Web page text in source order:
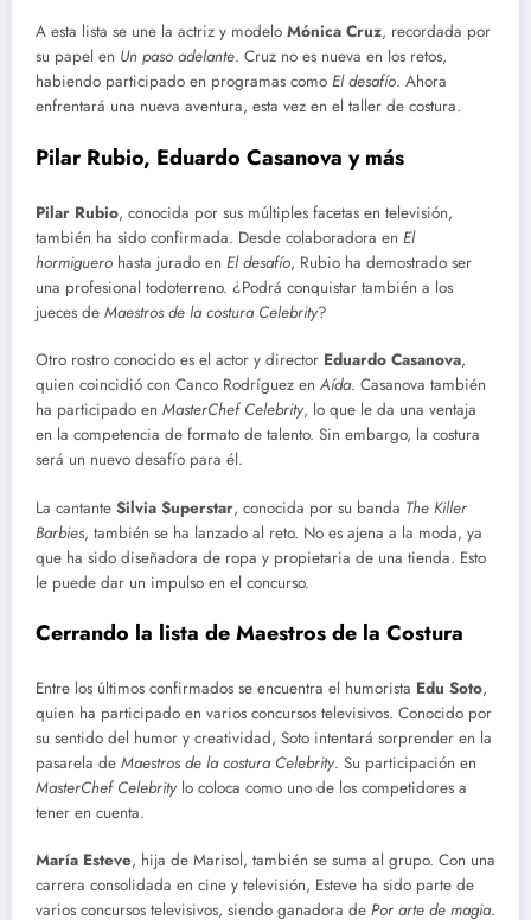
A esta lista se une la actriz y modelo Mónica Cruz, recordada por
su papel en Un paso adelante. Cruz no es nueva en los retos,
habiendo participado en programas como El desafío. Ahora
enfrentará una nueva aventura, esta vez en el taller de costura.
Pilar Rubio, Eduardo Casanova y más
Pilar Rubio, conocida por sus múltiples facetas en televisión,
también ha sido confirmada. Desde colaboradora en El
hormiguero hasta jurado en El desafío, Rubio ha demostrado ser
una profesional todoterreno. ¿Podrá conquistar también a los
jueces de Maestros de la costura Celebrity?
Otro rostro conocido es el actor y director Eduardo Casanova,
quien coincidió con Canco Rodríguez en Aída. Casanova también
ha participado en MasterChef Celebrity, lo que le da una ventaja
en la competencia de formato de talento. Sin embargo, la costura
será un nuevo desafío para él.
La cantante Silvia Superstar, conocida por su banda The Killer
Barbies, también se ha lanzado al reto. No es ajena a la moda, ya
que ha sido diseñadora de ropa y propietaria de una tienda. Esto
le puede dar un impulso en el concurso.
Cerrando la lista de Maestros de la Costura
Entre los últimos confirmados se encuentra el humorista Edu Soto,
quien ha participado en varios concursos televisivos. Conocido por
su sentido del humor y creatividad, Soto intentará sorprender en la
pasarela de Maestros de la costura Celebrity. Su participación en
MasterChef Celebrity lo coloca como uno de los competidores a
tener en cuenta.
María Esteve, hija de Marisol, también se suma al grupo. Con una
carrera consolidada en cine y televisión, Esteve ha sido parte de
varios concursos televisivos, siendo ganadora de Por arte de magia.